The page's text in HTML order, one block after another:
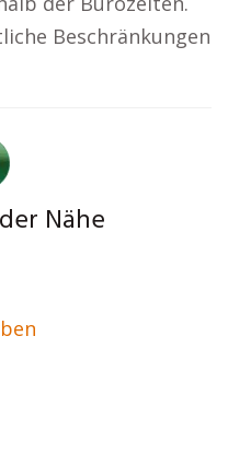
Beschränkungen
Nähe